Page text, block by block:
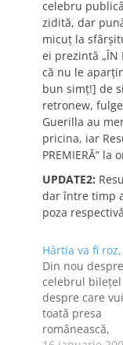
celebru
zidită, dar
micuţ la
ei prezintă „ÎN
că nu le
bun simţ!] de
retronew,
Guerilla au
pricina, iar
PREMIERĂ”
UPDATE2:
dar între timp
poza
Hârtia va fi
Din nou
celebrul bileţel
despre care
toată presa
românească,